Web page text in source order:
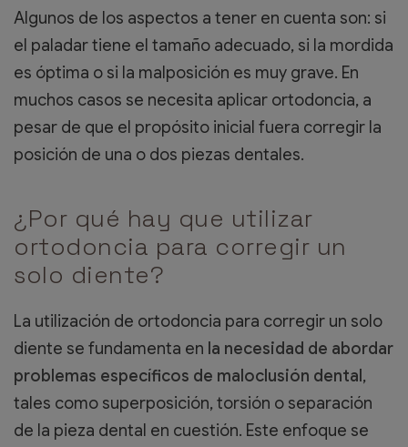
Algunos de los aspectos a tener en cuenta son: si
el paladar tiene el tamaño adecuado, si la mordida
es óptima o si la malposición es muy grave. En
muchos casos se necesita aplicar ortodoncia, a
pesar de que el propósito inicial fuera corregir la
posición de una o dos piezas dentales.
¿Por qué hay que utilizar
ortodoncia para corregir un
solo diente?
La utilización de ortodoncia para corregir un solo
diente se fundamenta en la necesidad de abordar
problemas específicos de maloclusión dental ,
tales como superposición, torsión o separación
de la pieza dental en cuestión. Este enfoque se